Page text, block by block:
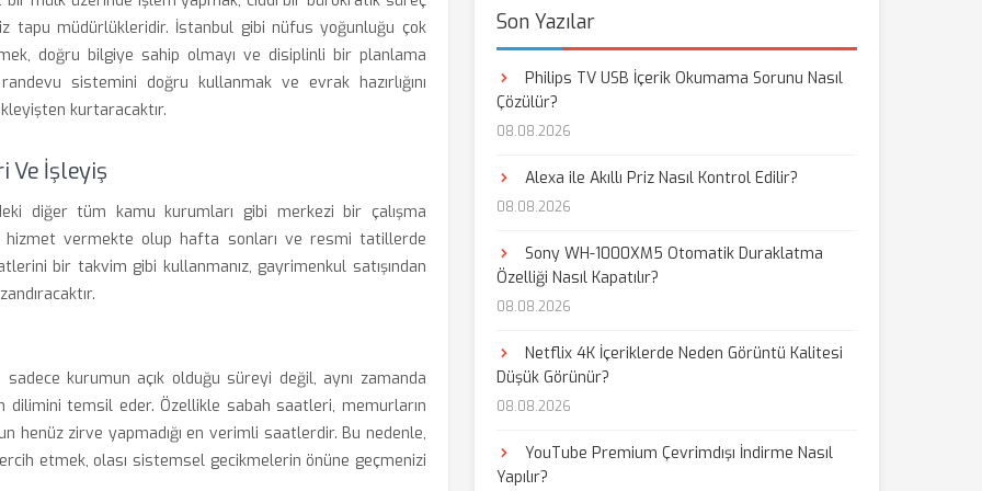
tapu müdürlükleridir. İstanbul gibi nüfus yoğunluğu çok
doğru bilgiye sahip olmayı ve disiplinli bir planlama
sistemini doğru kullanmak ve evrak hazırlığını
kurtaracaktır.
Ve İşleyiş
diğer tüm kamu kurumları gibi merkezi bir çalışma
vermekte olup hafta sonları ve resmi tatillerde
bir takvim gibi kullanmanız, gayrimenkul satışından
kurumun açık olduğu süreyi değil, aynı zamanda
temsil eder. Özellikle sabah saatleri, memurların
henüz zirve yapmadığı en verimli saatlerdir. Bu nedenle,
etmek, olası sistemsel gecikmelerin önüne geçmenizi
Son Yazılar
Philips TV USB İçerik Okumama Sorunu Nasıl
Çözülür?
08.08.2026
Alexa ile Akıllı Priz Nasıl Kontrol Edilir?
08.08.2026
Sony WH-1000XM5 Otomatik Duraklatma
Özelliği Nasıl Kapatılır?
08.08.2026
Netflix 4K İçeriklerde Neden Görüntü Kalitesi
Düşük Görünür?
08.08.2026
YouTube Premium Çevrimdışı İndirme Nasıl
Yapılır?